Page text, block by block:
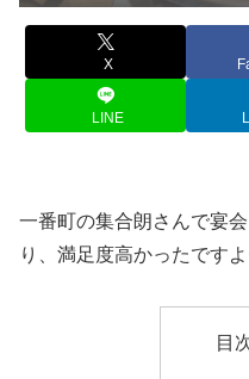
X
LINE
一番町の集合朗さんで宴
り、満足度高かったですよ
目